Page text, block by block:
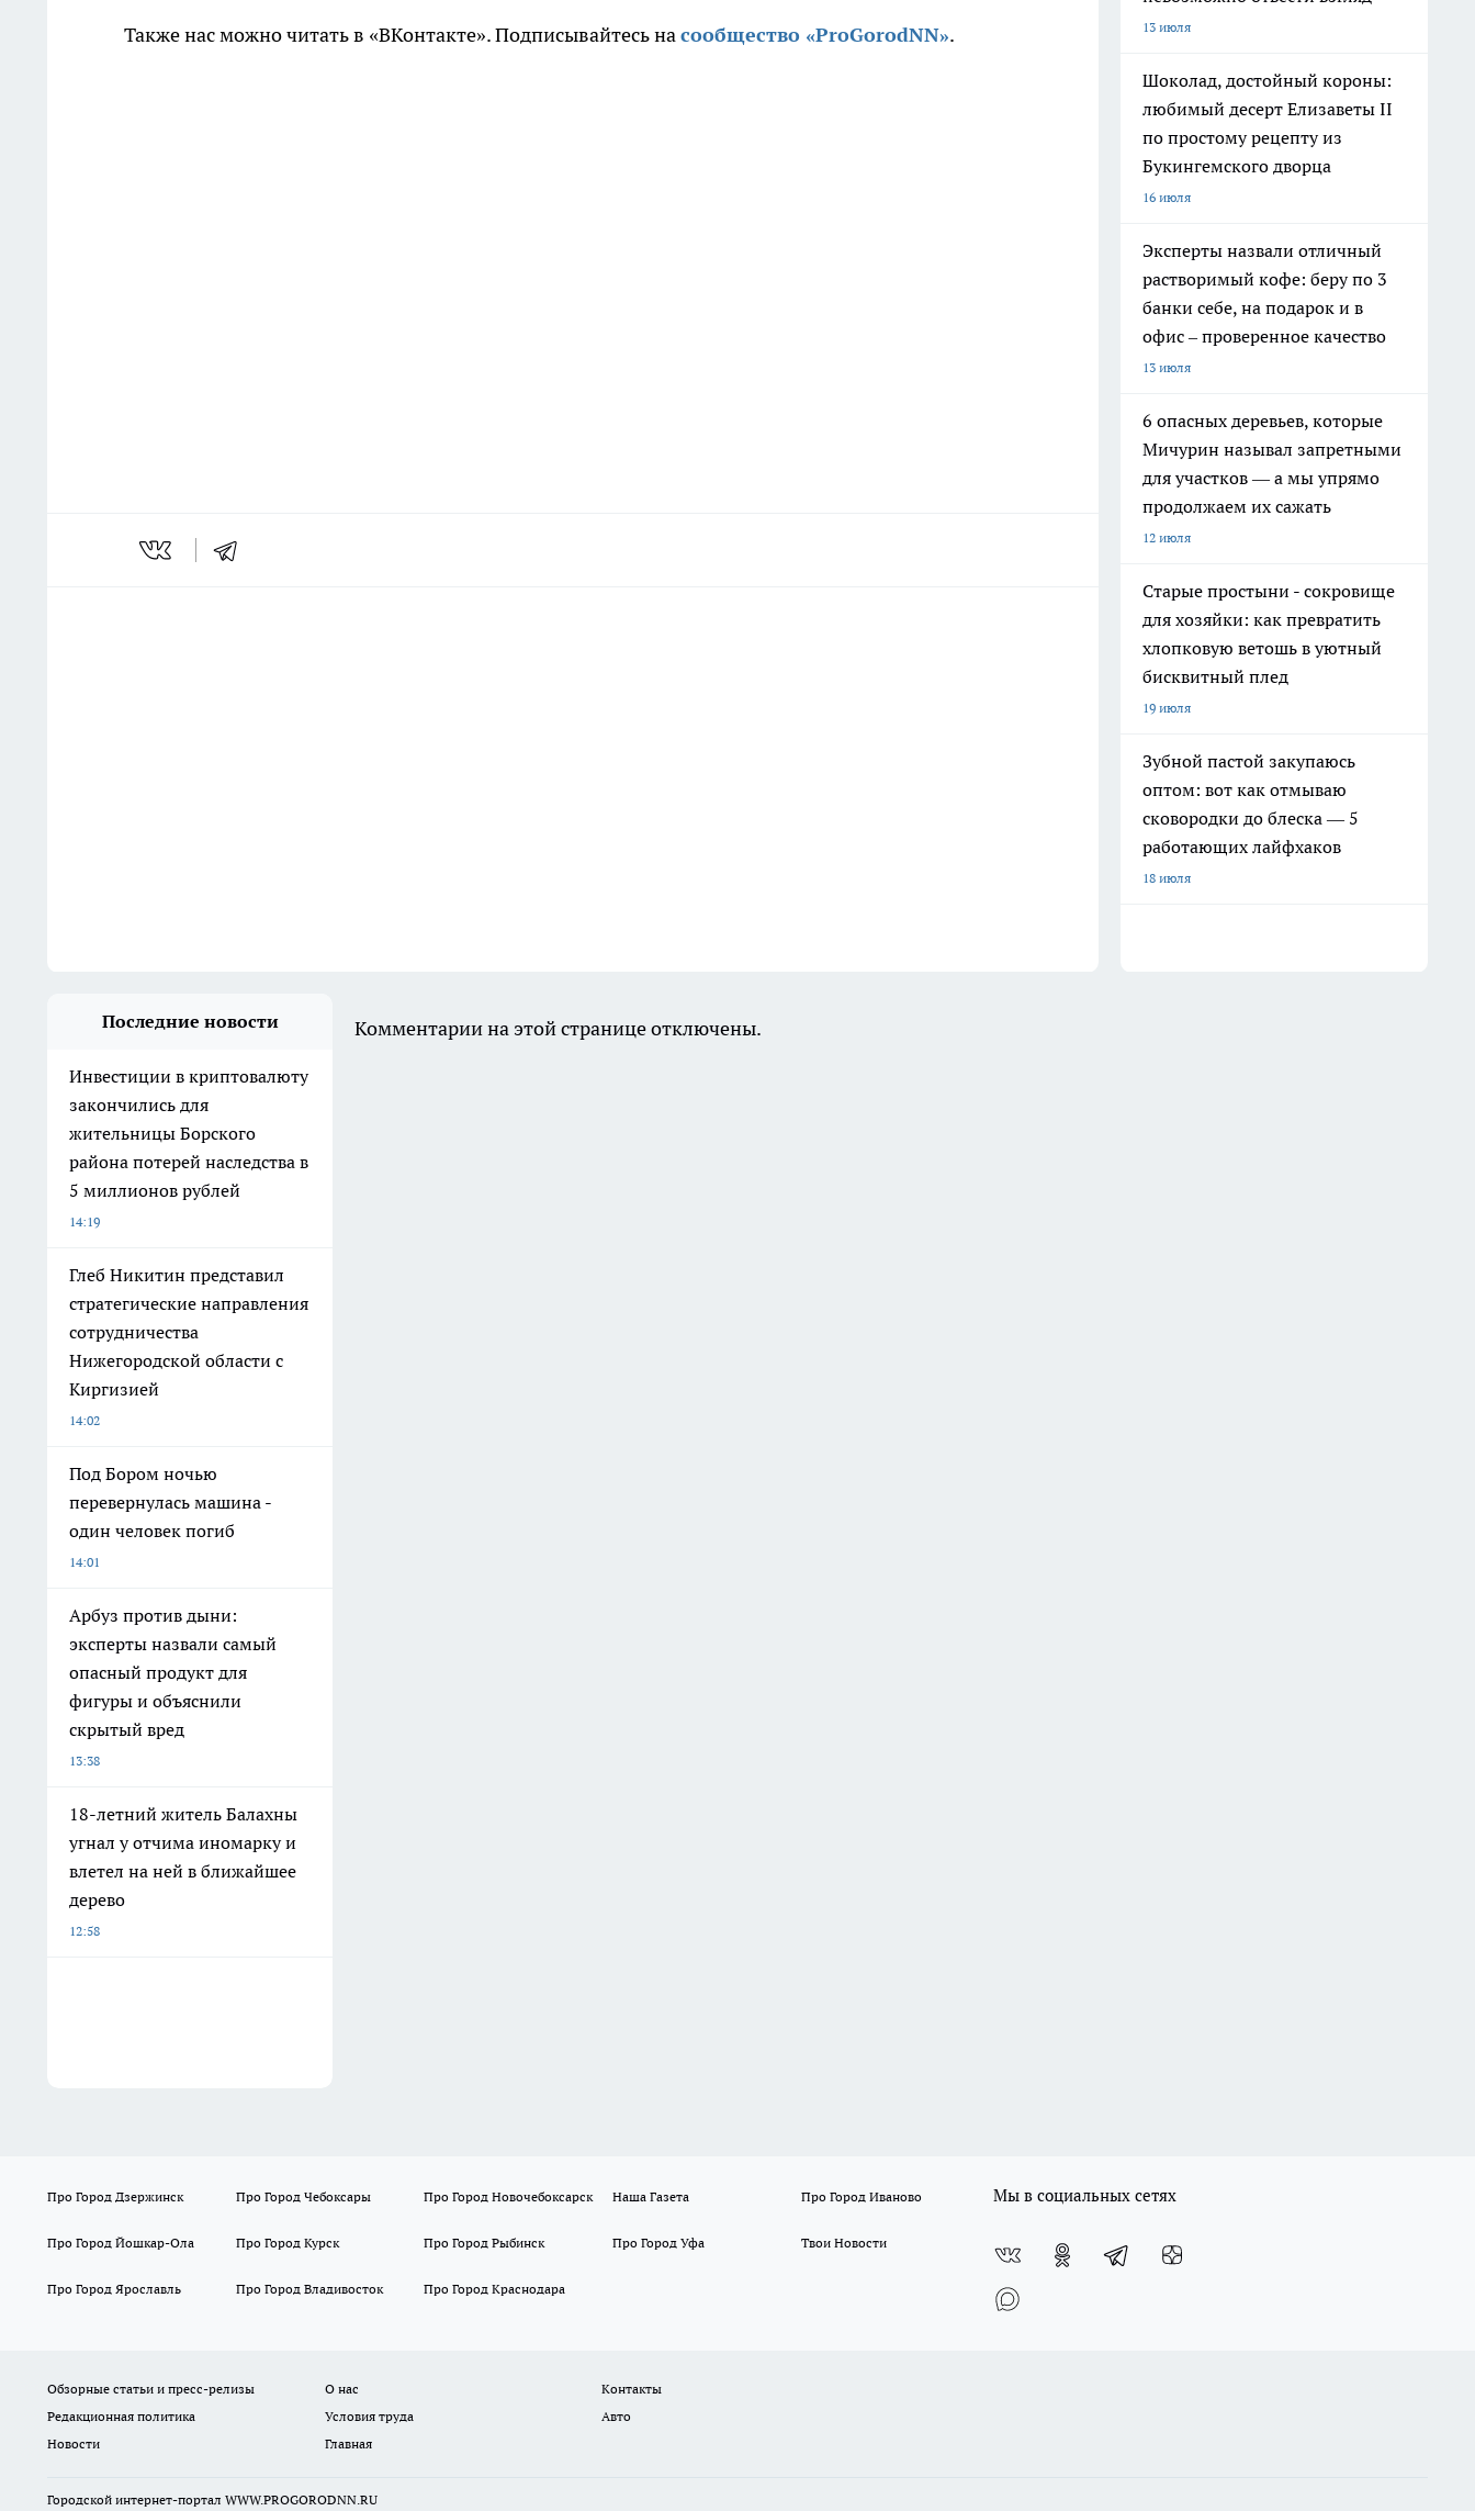
Также нас можно читать в «ВКонтакте». Подписывайтесь насообщество «ProGorodNN». 13 июля
Шоколад, достойный короны:
любимый десерт Елизаветы II
по простому рецепту из
Букингемского дворца
16 июля
Эксперты назвали отличный
растворимый кофе: беру по 3
банки себе, на подарок и в
офис – проверенное качество
13 июля
6 опасных деревьев, которые
Мичурин называл запретными
для участков — а мы упрямо
продолжаем их сажать
12 июля
Старые простыни - сокровище
для хозяйки: как превратить
хлопковую ветошь в уютный
бисквитный плед
19 июля
Зубной пастой закупаюсь
оптом: вот как отмываю
сковородки до блеска — 5
работающих лайфхаков
18 июля
Последние новости
Инвестиции в криптовалюту
закончились для
жительницы Борского
района потерей наследства в
5 миллионов рублей
14:19
Глеб Никитин представил
стратегические направления
сотрудничества
Нижегородской области с
Киргизией
14:02
Под Бором ночью
перевернулась машина -
один человек погиб
14:01
Арбуз против дыни:
эксперты назвали самый
опасный продукт для
фигуры и объяснили
скрытый вред
13:38
18-летний житель Балахны
угнал у отчима иномарку и
влетел на ней в ближайшее
дерево
12:58
Комментарии на этой странице отключены.
Про Город Дзержинск Про Город Чебоксары Про Город Новочебоксарск Наша Газета Про Город Иваново
Про Город Йошкар-Ола Про Город Курск Про Город Рыбинск Про Город Уфа Твои Новости
Про Город Ярославль Про Город Владивосток Про Город Краснодара
Мы в социальных сетях
Обзорные статьи и пресс-релизы О нас
Контакты
Редакционная политика
Условия труда
Авто
Новости
Главная
Городской интернет-портал WWW.PROGORODNN.RU